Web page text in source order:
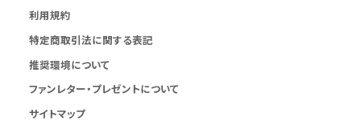
利用規約
特定商取引法に関する表記
推奨環境について
ファンレター・プレゼントについて
サイトマップ